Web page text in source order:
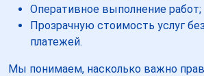
Оперативное выполнение работ;
Прозрачную стоимость услуг
платежей.
Мы понимаем, насколько важно